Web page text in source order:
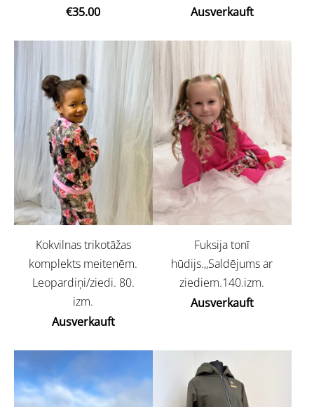
€35.00
Ausverkauft
Kokvilnas trikotāžas
komplekts meitenēm.
Leopardiņi/ziedi. 80.
izm.
Ausverkauft
Fuksija tonī
hūdijs.,,Saldējums ar
ziediem.140.izm.
Ausverkauft